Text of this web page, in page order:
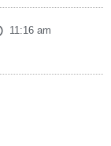
11:16 am